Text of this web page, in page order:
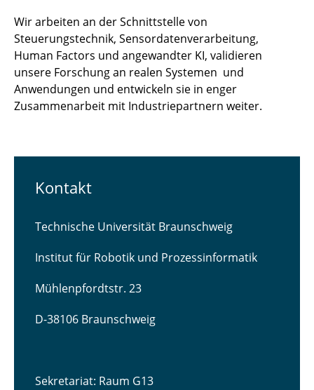
Wir arbeiten an der Schnittstelle von
Steuerungstechnik, Sensordatenverarbeitung,
Human Factors und angewandter KI, validieren
unsere Forschung an realen Systemen und
Anwendungen und entwickeln sie in enger
Zusammenarbeit mit Industriepartnern weiter.
Kontakt
Technische Universität Braunschweig
Institut für Robotik und Prozessinformatik
Mühlenpfordtstr. 23
D-38106 Braunschweig
Sekretariat: Raum G13